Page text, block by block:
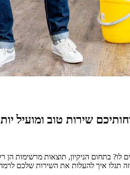
שירות טוב ומועיל
בתחום הניקיון, תוצאות מרשימות הן
תגלו איך להעלות את השירות שלכם